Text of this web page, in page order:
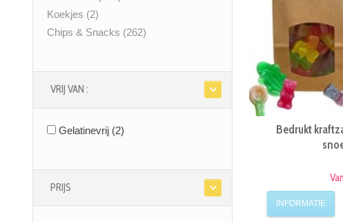
Koekjes (2)
Chips & Snacks (262)
VRIJ VAN :
Gelatinevrij (2)
PRIJS
Bedrukt
INFORMATIE